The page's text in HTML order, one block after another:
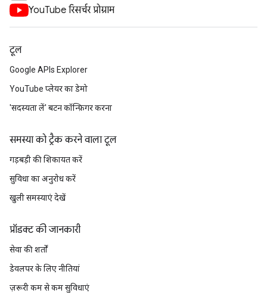
YouTube रिसर्चर प्रोग्राम
टूल
Google APIs Explorer
YouTube प्लेयर का डेमो
'सदस्यता लें' बटन कॉन्फ़िगर करना
समस्या को ट्रैक करने वाला टूल
गड़बड़ी की शिकायत करें
सुविधा का अनुरोध करें
खुली समस्याएं देखें
प्रॉडक्ट की जानकारी
सेवा की शर्तों
डेवलपर के लिए नीतियां
ज़रूरी कम से कम सुविधाएं